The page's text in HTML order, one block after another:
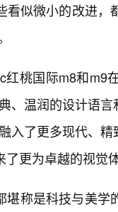
看似微小的改进
红桃国际m8和m9
、温润的设计语
入了更多现代、
了更为卓越的视觉
堪称是科技与美学